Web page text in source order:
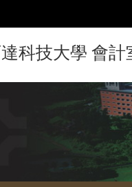
科技大學 會計